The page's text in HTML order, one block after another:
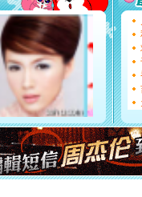
能正大
都要快乐
[圣诞节]
如意,快
[元旦]
看
断电。
你是我
[元旦]
如
起；二
离。水晶
[元旦]当
泣，这痛
卖了。水